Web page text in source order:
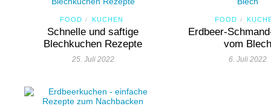
FOOD / KUCHEN
Schnelle und saftige
Blechkuchen Rezepte
25. Juli 2022
FOOD /
Erdbeer-
vom
6. Juli 2022